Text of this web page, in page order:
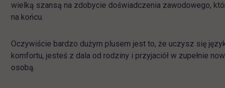
wielką szansą na zdobycie doświadczenia zawodowego,
na końcu.
Oczywiście bardzo dużym plusem jest to, że uczysz się
komfortu, jesteś z dala od rodziny i przyjaciół w zupełnie
osobą.